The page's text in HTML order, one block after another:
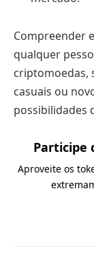
Compreender
qualquer
criptomoedas,
casuais ou
possibilidades
Participe
Aproveite os